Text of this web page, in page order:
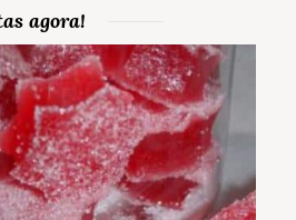
agora!